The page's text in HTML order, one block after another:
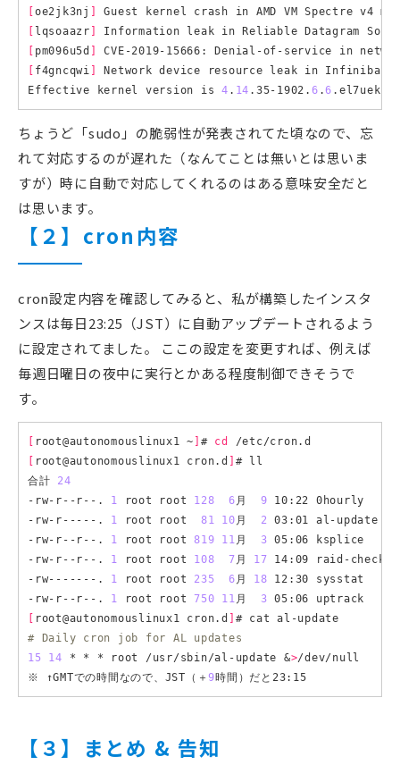
oe2jk3nj Guest kernel crash
in
lqsoaazr Information leak in
pm096u5d CVE-2019-15666: Denial-of-service in
f4gncqwi Network device resource leak in Infiniband
Effective kernel version is 4 . 14 .35-1902. 6 .6
ちょうど「sudo」の脆弱性が発表されてた頃なので、忘
れて対応するのが遅れた（なんてことは無いとは思いま
すが）時に自動で対応してくれるのはある意味安全だと
は思います。
【２】cron内容
cron設定内容を確認してみると、私が構築したインスタ
ンスは毎日23:25（JST）に自動アップデートされるよう
に設定されてました。 ここの設定を変更すれば、例えば
毎週日曜日の夜中に実行とかある程度制御できそうで
す。
root@autonomouslinux1 ~ # cd
root@autonomouslinux1 cron.d
# ll
合計 24
-rw-r--r--. 1 root root 128 6 月 9 10:22 0hourly
-rw-r-----. 1 root root 81 10 月 2 03:01 al-update
-rw-r--r--. 1 root root 819 11 月 3 05:06 ksplice
-rw-r--r--. 1 root root 108 7 月 17 14:09 raid-check
-rw-------. 1 root root 235 6 月 18 12:30 sysstat
-rw-r--r--. 1 root root 750 11 月 3
root@autonomouslinux1 cron.d
# Daily cron job for AL updates
15
14 * * * root /usr/sbin/al-update &>/dev/null
※ ↑GMTでの時間なので、JST（＋ 9
【３】まとめ & 告知